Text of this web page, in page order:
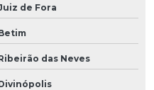
de Fora
das Neves